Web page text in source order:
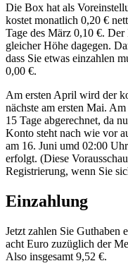
Die Box hat als
kostet monatlich 0,20 €
Tage des März 0,10 €.
gleicher Höhe dagegen.
dass Sie etwas einzahlen
0,00 €.
Am ersten April wird der
nächste am ersten Mai.
15 Tage abgerechnet, da
Konto steht nach wie vor
am 16. Juni umd 02:00
erfolgt. (Diese
Registrierung, wenn Sie
Einzahlung
Jetzt zahlen Sie Guthaben
acht Euro zuzüglich der
Also insgesamt 9,52 €.